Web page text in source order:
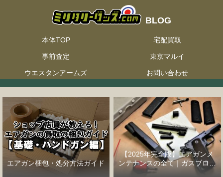
本体TOP 宅配買取
事前査定 東京マルイ
ウエスタンアームズ お問い合わせ
エアガン梱包・処分方法ガイド
【2025年完全版】エアガンメ
ンテナンスの全て｜ガスブロー
バックハンドガン編